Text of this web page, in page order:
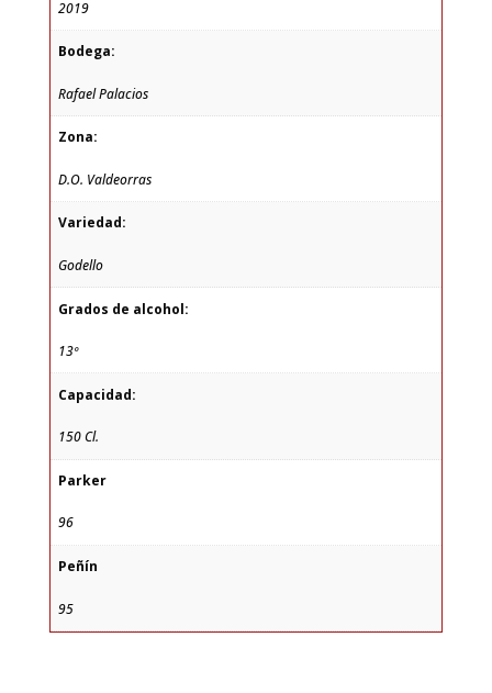
2019
Bodega:
Rafael Palacios
Zona:
D.O. Valdeorras
Variedad:
Godello
Grados de alcohol:
13º
Capacidad:
150 Cl.
Parker
96
Peñín
95